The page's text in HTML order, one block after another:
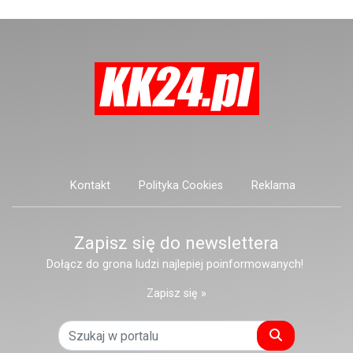
Kontakt Polityka Cookies Reklama
Zapisz się do newslettera
Dołącz do grona ludzi najlepiej poinformowanych!
Zapisz się »